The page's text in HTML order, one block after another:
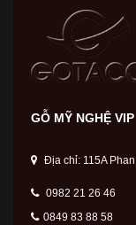
GỖ MỸ NGHỆ VIP
Địa chỉ: 115A
0982 21 26 46
0849 83 88 58